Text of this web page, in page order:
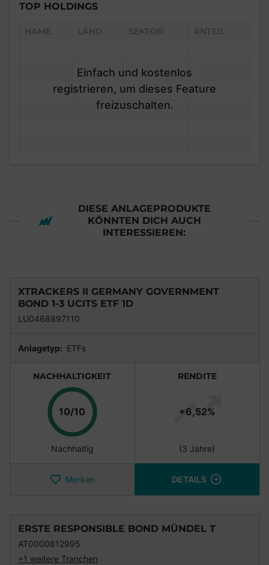
TOP HOLDINGS
Einfach und kostenlos
registrieren, um dieses Feature
freizuschalten.
DIESE ANLAGEPRODUKTE
KÖNNTEN DICH AUCH
INTERESSIEREN:
XTRACKERS II GERMANY GOVERNMENT
BOND 1-3 UCITS ETF 1D
LU0468897110
Anlagetyp: ETFs
NACHHALTIGKEIT
10/10 Punkte
Nachhaltig
RENDITE
+6,52%
(3 Jahre)
Merken DETAILS
ERSTE RESPONSIBLE BOND MÜNDEL T
AT0000812995
+1 weitere Tranchen